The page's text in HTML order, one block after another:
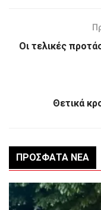
Οι τελικές
Θετικά
ΠΡΌΣΦΑΤΑ ΝΈΑ